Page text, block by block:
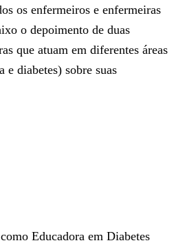
os enfermeiros e enfermeiras
o depoimento de duas
que atuam em diferentes áreas
e diabetes) sobre suas
Educadora em Diabetes